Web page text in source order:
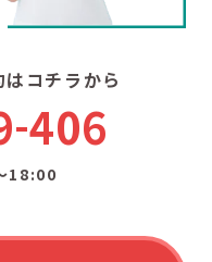
コチラから
406
18:00